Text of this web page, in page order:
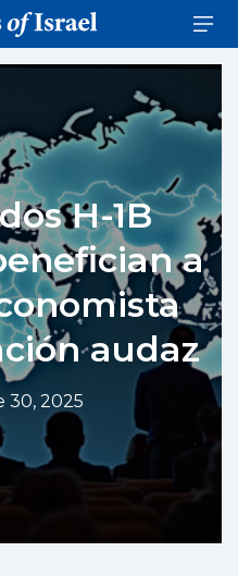
H-1B
a
audaz
30, 2025